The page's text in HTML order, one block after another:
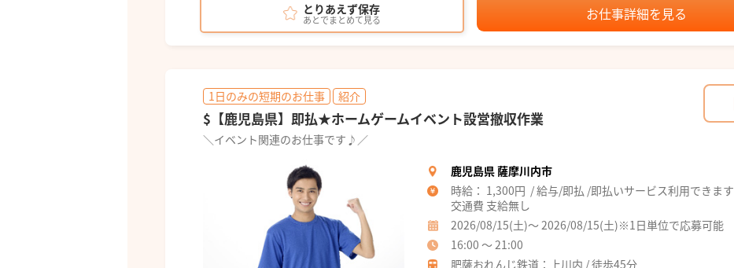
とりあえず保存
あとでまとめて見る お仕事詳細を見る
1日のみの短期のお仕事 紹介
$【鹿児島県】即払★ホームゲームイベント設営撤収作業
＼イベント関連のお仕事です♪／
鹿児島県 薩摩川内市
時給： 1,300円 / 給与/即払 /即払いサービス利用できます
交通費 支給無し
2026/08/15(土)～ 2026/08/15(土)※1日単位で応募可能
16:00 ～ 21:00
肥薩おれんじ鉄道：上川内 / 徒歩45分